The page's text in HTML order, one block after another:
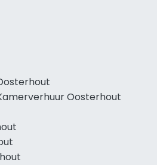
Oosterhout